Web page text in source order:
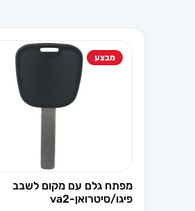
מבצע
מפתח גלם עם מקום לשבב
פיגו/סיטרואן-va2